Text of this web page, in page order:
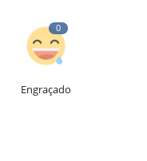
0
Engraçado